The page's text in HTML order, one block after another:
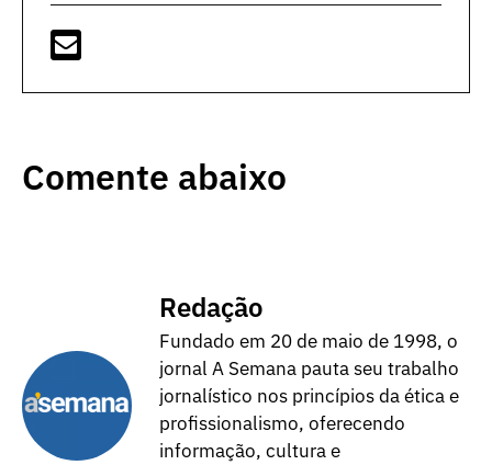
Comente abaixo
Redação
Fundado em 20 de maio de 1998, o
jornal A Semana pauta seu trabalho
jornalístico nos princípios da ética e
profissionalismo, oferecendo
informação, cultura e